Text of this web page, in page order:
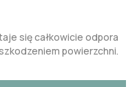
się całkowicie odpora
powierzchni.